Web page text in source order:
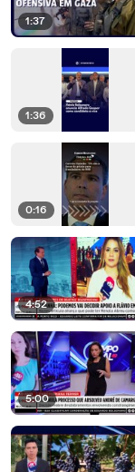
1:37
1:36
0:16
4:52
5:00